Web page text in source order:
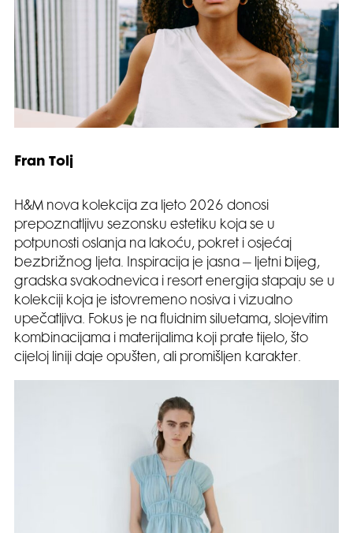
Fran Tolj
H&M nova kolekcija za ljeto 2026 donosi
prepoznatljivu sezonsku estetiku koja se u
potpunosti oslanja na lakoću, pokret i osjećaj
bezbrižnog ljeta. Inspiracija je jasna – ljetni bijeg,
gradska svakodnevica i resort energija stapaju se u
kolekciji koja je istovremeno nosiva i vizualno
upečatljiva. Fokus je na fluidnim siluetama, slojevitim
kombinacijama i materijalima koji prate tijelo, što
cijeloj liniji daje opušten, ali promišljen karakter.